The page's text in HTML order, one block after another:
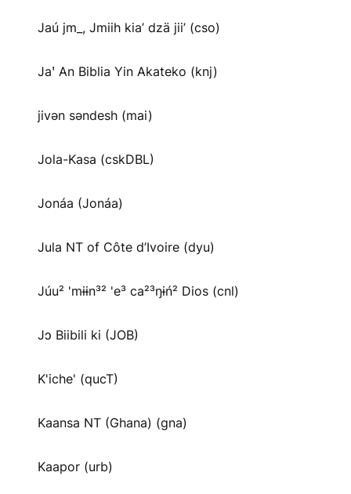
Jaú jm_, Jmiih kia’ dzä jii’ (cso)
Jaꞌ An Biblia Yin Akateko (knj)
jivən səndesh (mai)
Jola-Kasa (cskDBL)
Jonáa (Jonáa)
Jula NT of Côte d’Ivoire (dyu)
Júu² 'mɨɨn³² 'e³ ca²³ŋɨń² Dios (cnl)
Jɔ Biibili ki (JOB)
K'iche' (qucT)
Kaansa NT (Ghana) (gna)
Kaapor (urb)